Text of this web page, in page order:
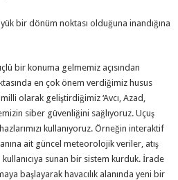
bir dönüm noktası olduğuna inandığına
bir konuma gelmemiz açısından
en çok önem verdiğimiz husus
olarak geliştirdiğimiz ‘Avcı, Azad,
siber güvenliğini sağlıyoruz. Uçuş
kullanıyoruz. Örneğin interaktif
ait güncel meteorolojik veriler, atış
sunan bir sistem kurduk. İrade
başlayarak havacılık alanında yeni bir